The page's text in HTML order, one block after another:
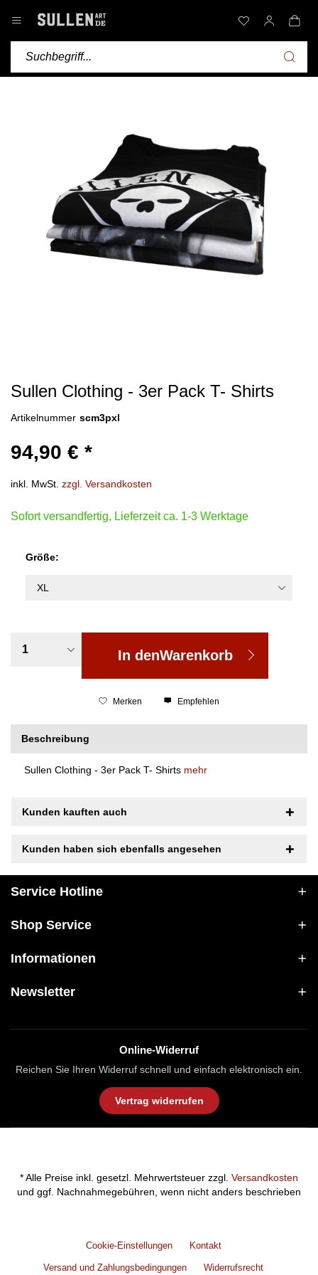
Sullen Clothing - 3er Pack T- Shirts
Artikelnummer scm3pxl
94,90 € *
inkl. MwSt. zzgl. Versandkosten
Sofort versandfertig, Lieferzeit ca. 1-3 Werktage
Größe:
In denWarenkorb
Merken Empfehlen
Beschreibung
Sullen Clothing - 3er Pack T- Shirts mehr
Kunden kauften auch
Kunden haben sich ebenfalls angesehen
Service Hotline
Shop Service
Informationen
Newsletter
Online-Widerruf
Reichen Sie Ihren Widerruf schnell und einfach elektronisch ein.
Vertrag widerrufen
* Alle Preise inkl. gesetzl. Mehrwertsteuer zzgl. Versandkosten
und ggf. Nachnahmegebühren, wenn nicht anders beschrieben
Cookie-Einstellungen Kontakt
Versand und Zahlungsbedingungen Widerrufsrecht